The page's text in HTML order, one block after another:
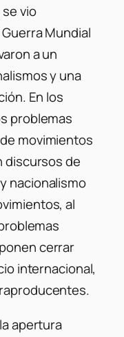
vio
Mundial
a un
y una
En los
problemas
movimientos
discursos de
nacionalismo
al
cerrar
internacional,
apertura